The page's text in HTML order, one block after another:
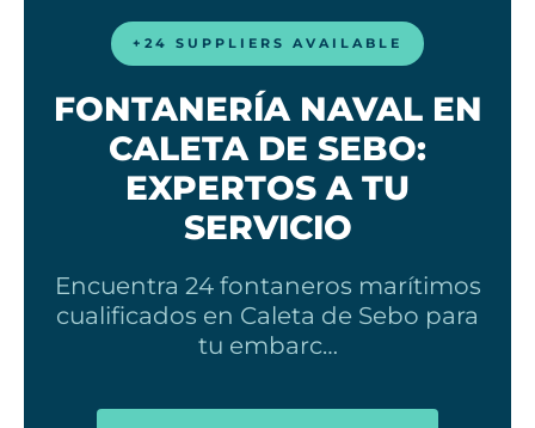
+24 SUPPLIERS AVAILABLE
FONTANERÍA NAVAL EN
CALETA DE SEBO:
EXPERTOS A TU
SERVICIO
Encuentra 24 fontaneros marítimos
cualificados en Caleta de Sebo para
tu embarc…